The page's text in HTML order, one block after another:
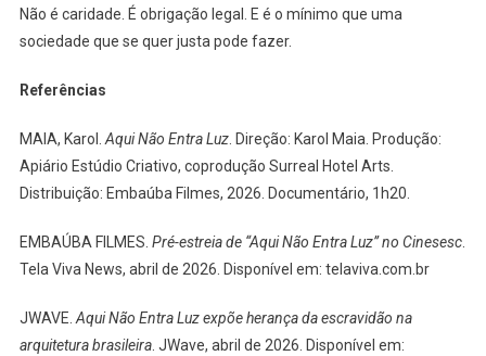
Não é caridade. É obrigação legal. E é o mínimo que uma
sociedade que se quer justa pode fazer.
Referências
MAIA, Karol.Aqui Não Entra Luz. Direção: Karol Maia. Produção:
Apiário Estúdio Criativo, coprodução Surreal Hotel Arts.
Distribuição: Embaúba Filmes, 2026. Documentário, 1h20.
EMBAÚBA FILMES. Pré-estreia de “Aqui Não Entra Luz” no Cinesesc.
Tela Viva News, abril de 2026. Disponível em: telaviva.com.br
JWAVE.Aqui Não Entra Luz expõe herança da escravidão na
arquitetura brasileira. JWave, abril de 2026. Disponível em: